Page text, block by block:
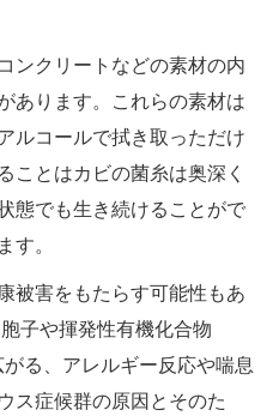
ンクリートなどの素材の内
あります。これらの素材は
ルコールで拭き取っただけ
ことはカビの菌糸は奥深く
態でも生き続けることがで
す。
被害をもたらす可能性もあ
子や揮発性有機化合物
がる、アレルギー反応や喘息
ス症候群の原因とそのた